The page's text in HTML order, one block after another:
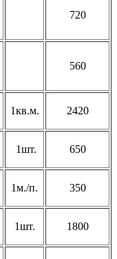
720
560
1кв.м. 2420
1шт. 650
1м./п. 350
1шт. 1800